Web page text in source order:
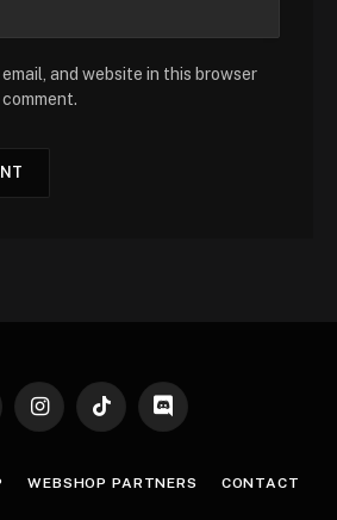
email, and website in this browser
InstagramTikTok Discord
WEBSHOP PARTNERS CONTACT